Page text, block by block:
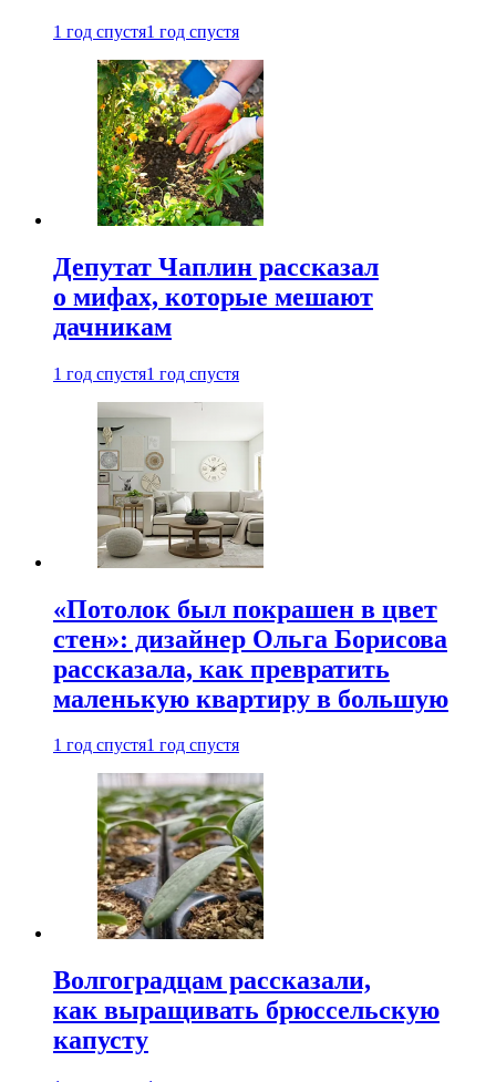
1 год спустя1 год спустя
Депутат Чаплин рассказал
о мифах, которые мешают
дачникам
1 год спустя1 год спустя
«Потолок был покрашен в цвет
стен»: дизайнер Ольга Борисова
рассказала, как превратить
маленькую квартиру в большую
1 год спустя1 год спустя
Волгоградцам рассказали,
как выращивать брюссельскую
капусту